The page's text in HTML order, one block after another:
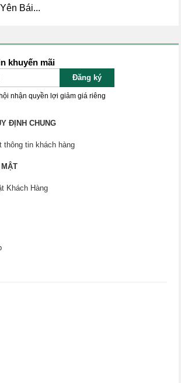
Bái...
khuyến mãi
Đăng ký
nhận quyền lợi giảm giá riêng
ĐỊNH CHUNG
thông tin khách hàng
Khách Hàng